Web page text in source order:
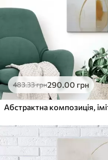
483.33грн290.00 грн